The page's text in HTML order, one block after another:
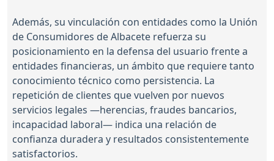
Además, su vinculación con entidades como la Unión
de Consumidores de Albacete refuerza su
posicionamiento en la defensa del usuario frente a
entidades financieras, un ámbito que requiere tanto
conocimiento técnico como persistencia. La
repetición de clientes que vuelven por nuevos
servicios legales —herencias, fraudes bancarios,
incapacidad laboral— indica una relación de
confianza duradera y resultados consistentemente
satisfactorios.